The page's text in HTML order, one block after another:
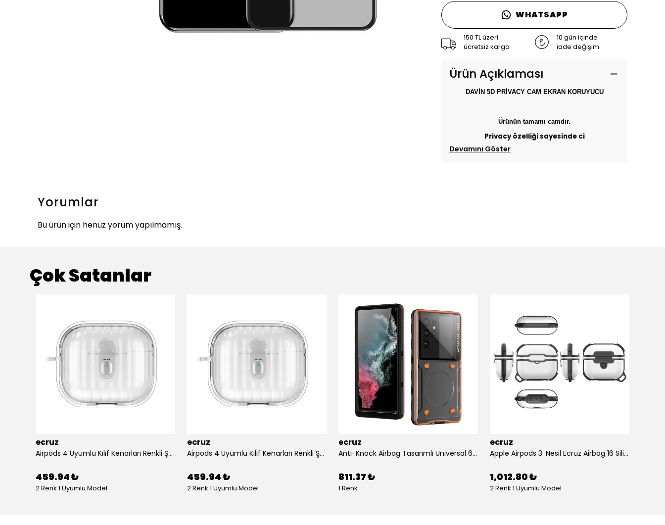
WHATSAPP
150 TL üzeri
ücretsiz kargo
10 gün içinde
iade değişim
Ürün Açıklaması
​​​DAVİN 5D PRİVACY CAM EKRAN KORUYUCU
Ürünün tamamı camdır.
Privacy özelliği sayesinde ci
Devamını Göster
Yorumlar
Bu ürün için henüz yorum yapılmamış.
Çok Satanlar
ecruz
Airpods 4 Uyumlu Kılıf Kenarları Renkli Şeffaf Dilimli Silikon Ecruz Airbag 40 Uyumlu Kılıf
459.94 ₺
2 Renk 1 Uyumlu Model
ecruz
Airpods 4 Uyumlu Kılıf Kenarları Renkli Şeffaf Dilimli Silikon Ecruz Airbag 40 Uyumlu Kılıf
459.94 ₺
2 Renk 1 Uyumlu Model
ecruz
Anti-Knock Airbag Tasarımlı Universal 6.9"inç Su Geçirmez Ecruz Voter Kapak
811.37 ₺
1 Renk
ecruz
Apple Airpods 3. Nesil Ecruz Airbag 16 Silikon 1-1 Su Geçirmez Uyumlu Kılıf
1,012.80 ₺
2 Renk 1 Uyumlu Model